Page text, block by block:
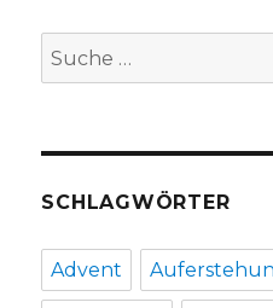
Suche
nach:
SCHLAGWÖRTER
Advent